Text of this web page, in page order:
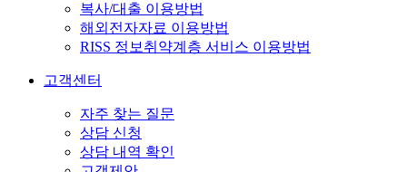
복사/대출 이용방법
해외전자자료 이용방법
RISS 정보취약계층 서비스 이용방법
고객센터
자주 찾는 질문
상담 신청
상담 내역 확인